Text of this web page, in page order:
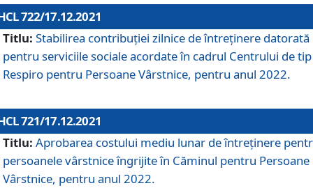
722/17.12.2021
Titlu: Stabilirea contribuţiei zilnice de întreținere datorată
pentru serviciile sociale acordate în cadrul Centrului de tip
Respiro pentru Persoane Vârstnice, pentru anul 2022.
721/17.12.2021
Titlu: Aprobarea costului mediu lunar de întreţinere
persoanele vârstnice îngrijite în Căminul pentru Persoane
Vârstnice, pentru anul 2022.